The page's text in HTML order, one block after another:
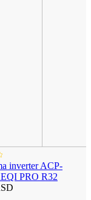
inverter ACP-
PRO R32